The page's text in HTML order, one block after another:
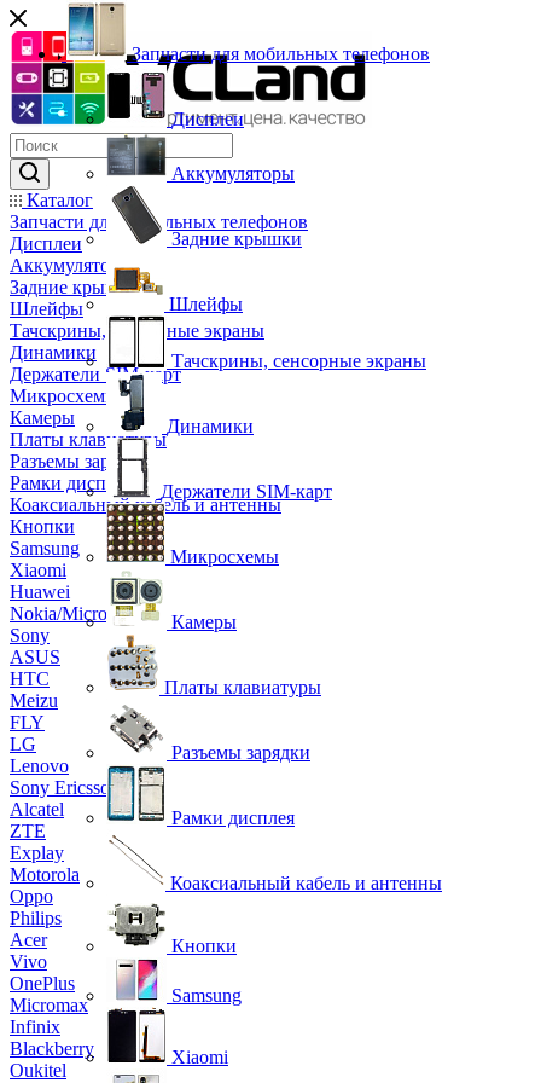
Каталог
Запчасти для мобильных телефонов
Дисплеи
Аккумуляторы
Задние крышки
Шлейфы
Тачскрины, сенсорные экраны
Динамики
Держатели SIM-карт
Микросхемы
Камеры
Платы клавиатуры
Разъемы зарядки
Рамки дисплея
Коаксиальный кабель и антенны
Кнопки
Samsung
Xiaomi
Huawei
Nokia/Microsoft
Sony
ASUS
HTC
Meizu
FLY
LG
Lenovo
Sony Ericsson
Alcatel
ZTE
Explay
Motorola
Oppo
Philips
Acer
Vivo
OnePlus
Micromax
Infinix
Blackberry
Oukitel
Запчасти для мобильных телефонов
Дисплеи
Аккумуляторы
Задние крышки
Шлейфы
Тачскрины, сенсорные экраны
Динамики
Держатели SIM-карт
Микросхемы
Камеры
Платы клавиатуры
Разъемы зарядки
Рамки дисплея
Коаксиальный кабель и антенны
Кнопки
Samsung
Xiaomi